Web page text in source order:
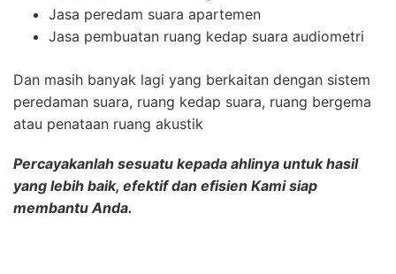
Jasa peredam suara apartemen
Jasa pembuatan ruang kedap suara audiometri
Dan masih banyak lagi yang berkaitan dengan sistem
peredaman suara, ruang kedap suara, ruang bergema
atau penataan ruang akustik
Percayakanlah sesuatu kepada ahlinya untuk hasil
yang lebih baik, efektif dan efisien Kami siap
membantu Anda.